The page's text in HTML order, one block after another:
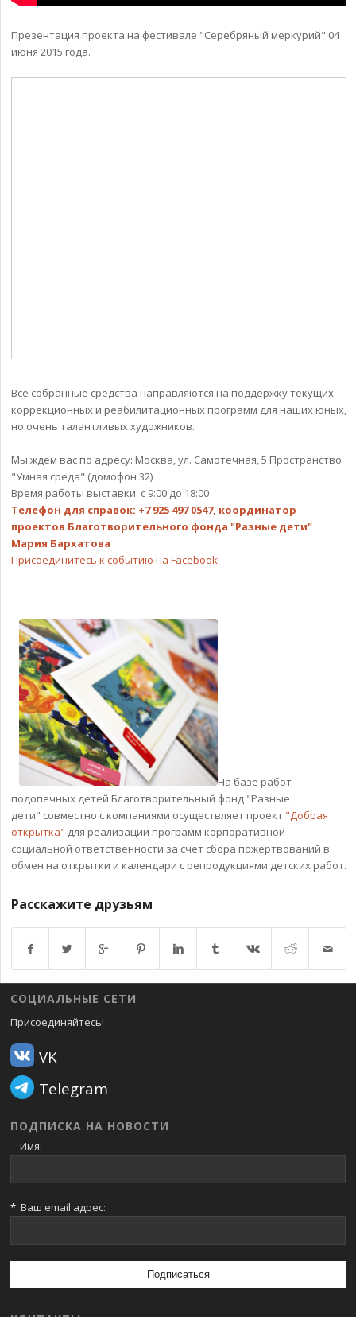
Презентация проекта на фестивале "Серебряный меркурий" 04
июня 2015 года.
Все собранные средства направляются на поддержку текущих
коррекционных и реабилитационных программ для наших юных,
но очень талантливых художников.
Мы ждем вас по адресу: Москва, ул. Самотечная, 5 Пространство
"Умная среда" (домофон 32)
Время работы выставки: с 9:00 до 18:00
Телефон для справок: +7 925 497 0547, координатор
проектов Благотворительного фонда "Разные дети"
Мария Бархатова
Присоединитесь к событию на Facebook!
На базе работ
подопечных детей Благотворительный фонд "Разные
дети" совместно с компаниями осуществляет проект "Добрая
открытка" для реализации программ корпоративной
социальной ответственности за счет сбора пожертвований в
обмен на открытки и календари с репродукциями детских работ.
Расскажите друзьям
Возврат к списку
СОЦИАЛЬНЫЕ СЕТИ
Присоединяйтесь!
VK
Telegram
ПОДПИСКА НА НОВОСТИ
Имя:
* Ваш email адрес: